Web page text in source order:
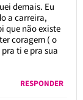
demais. Eu
a carreira,
que não existe
coragem ( o
ti e pra sua
RESPONDER